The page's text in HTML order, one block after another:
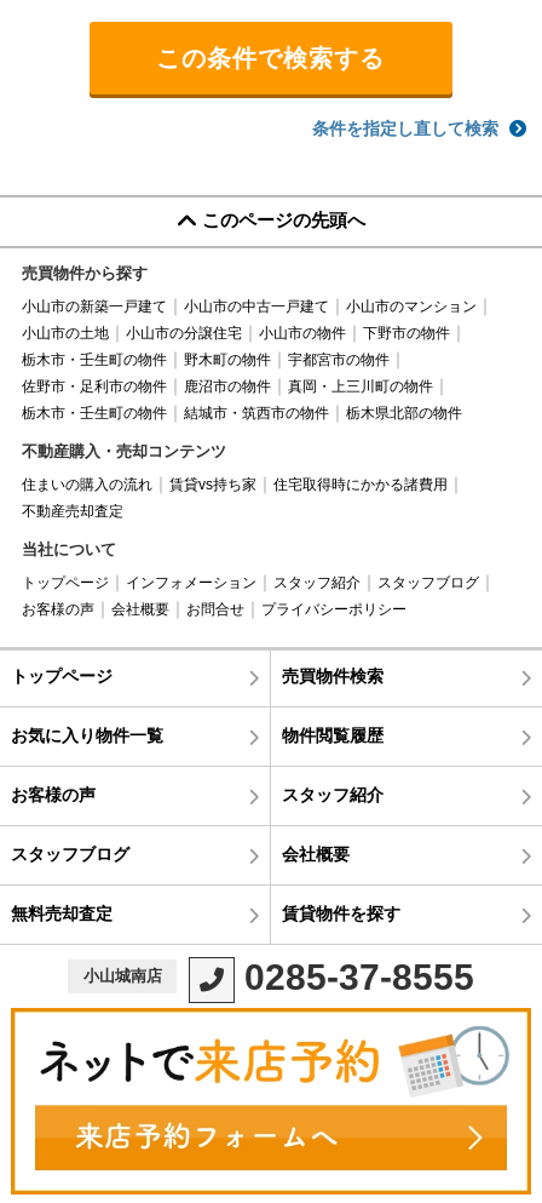
条件を指定し直して検索
このページの先頭へ
売買物件から探す
小山市の新築一戸建て 小山市の中古一戸建て
小山市のマンション
小山市の土地
小山市の分譲住宅 小山市の物件
下野市の物件
栃木市・壬生町の物件
野木町の物件
宇都宮市の物件
佐野市・足利市の物件
鹿沼市の物件
真岡・上三川町の物件
栃木市・壬生町の物件
結城市・筑西市の物件 栃木県北部の物件
不動産購入・売却コンテンツ
住まいの購入の流れ 賃貸vs持ち家
住宅取得時にかかる諸費用
不動産売却査定
当社について
トップページ インフォメーション スタッフ紹介
スタッフブログ
お客様の声
会社概要 お問合せ プライバシーポリシー
トップページ 売買物件検索
お気に入り物件一覧 物件閲覧履歴
お客様の声 スタッフ紹介
スタッフブログ 会社概要
無料売却査定 賃貸物件を探す
小山城南店 0285-37-8555